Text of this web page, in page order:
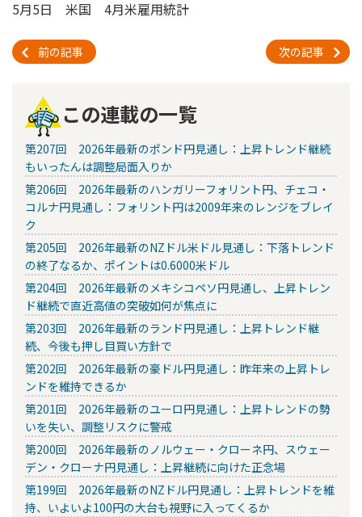
5月5日 米国 4月米雇用統計
前の記事 次の記事
この連載の一覧
第207回 2026年最新のポンド円見通し：上昇トレンド継続
もいったんは調整局面入りか
第206回 2026年最新のハンガリーフォリント円、チェコ・
コルナ円見通し：フォリント円は2009年来のレンジをブレイ
ク
第205回 2026年最新のNZドル米ドル見通し：下落トレンド
の終了なるか、ポイントは0.6000米ドル
第204回 2026年最新のメキシコペソ円見通し、上昇トレン
ド継続で直近高値の突破如何が焦点に
第203回 2026年最新のランド円見通し：上昇トレンド継
続、今後も押し目買い方針で
第202回 2026年最新の豪ドル円見通し：昨年来の上昇トレ
ンドを維持できるか
第201回 2026年最新のユーロ円見通し：上昇トレンドの勢
いを失い、調整リスクに警戒
第200回 2026年最新のノルウェー・クローネ円、スウェー
デン・クローナ円見通し：上昇継続に向けた正念場
第199回 2026年最新のNZドル円見通し：上昇トレンドを維
持、いよいよ100円の大台も視野に入ってくるか